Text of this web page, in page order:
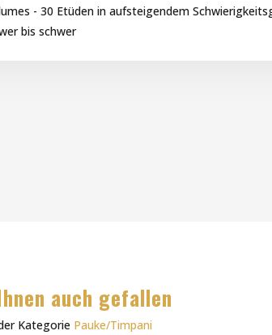
- 30 Etüden in aufsteigendem
bis schwer
auch gefallen
Kategorie Pauke/Timpani